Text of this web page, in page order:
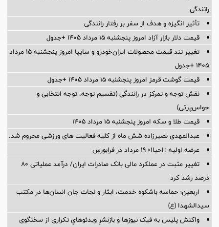
رانندگی
تأثیر انگیزه و هدف از سفر بر رفتار رانندگی
قیمت دلار بازار آزاد امروز پنجشنبه ۱۵ مرداد ۱۴۰۵ +جدول
تغییر تند قیمت محصولات ایران‌خودرو و سایپا امروز پنجشنبه ۱۵ مرداد
۱۴۰۵ +جدول
قیمت گوشت قرمز امروز پنجشنبه ۱۵ مرداد ۱۴۰۵ +جدول
نقش توجه و تمرکز در رانندگی (تقسیم توجه، توجه انتخابی و
حواس‌پرتی)
قیمت طلا و سکه امروز پنجشنبه ۱۵ مرداد ۱۴۰۵
عبدالمهدی نصیرزاده شش ماه از کلیه فعالیت های ورزشی محروم شد.
عرضه اولیه «احیا۱» ۱۹ مرداد در فرابورس
تغییر مثبت در عملکرد مالی بانک صادرات ایران/ درآمد عملیاتی 80
درصد رشد کرد
اربعین؛ حماسه باشکوه خدمت، ایثار و نجات جان انسان‌ها در مکتب
سیدالشهدا (ع)
واکنش پلیس به فیک نیوزها و بازنشرِ ویدئوهایِ تکراری از سخنگوی